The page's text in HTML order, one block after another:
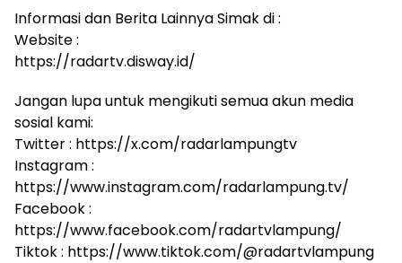
Informasi dan Berita Lainnya Simak di :
Website :
https://radartv.disway.id/
Jangan lupa untuk mengikuti semua akun media
sosial kami:
Twitter : https://x.com/radarlampungtv
Instagram :
https://www.instagram.com/radarlampung.tv/
Facebook :
https://www.facebook.com/radartvlampung/
Tiktok : https://www.tiktok.com/@radartvlampung